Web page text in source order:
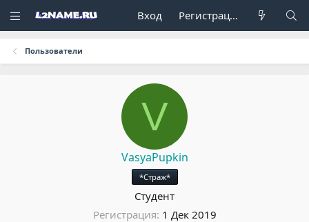
Вход Регистрация
Пользователи
V
VasyaPupkin
*Страж*
Студент
Регистрация 1 Дек 2019